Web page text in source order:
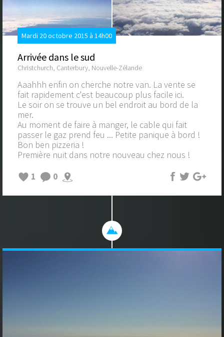
Mardi 20 octobre 2015 à 14h00
Arrivée dans le sud
Christchurch, Canterbury, Nouvelle-Zélande
Aaahhh enfin on cherche notre van. La vente se
fait rapidement c'est beaucoup plus facile ici.
Le soir on se trouve un bel endroit au bord de la
mer.
Au moment de faire à manger, le cable qui fait
passer le gaz prend feu ... Petite panique à bord !
Bon ben pizzeria !
Première nuit dans notre nouveau chez nous !
1
0